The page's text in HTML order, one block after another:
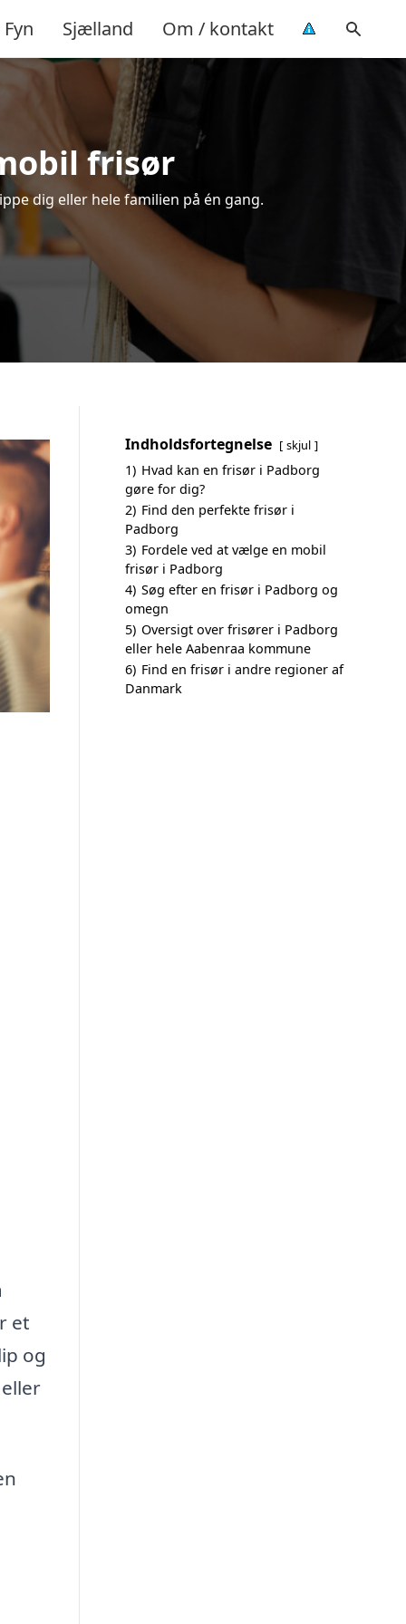
Fyn Sjælland Om / kontakt
frisør
dig eller hele familien på én gang.
et
og
Indholdsfortegnelse skjul
1) Hvad kan en frisør i Padborg
gøre for dig?
2) Find den perfekte frisør i
Padborg
3) Fordele ved at vælge en mobil
frisør i Padborg
4) Søg efter en frisør i Padborg og
omegn
5) Oversigt over frisører i Padborg
eller hele Aabenraa kommune
6) Find en frisør i andre regioner af
Danmark